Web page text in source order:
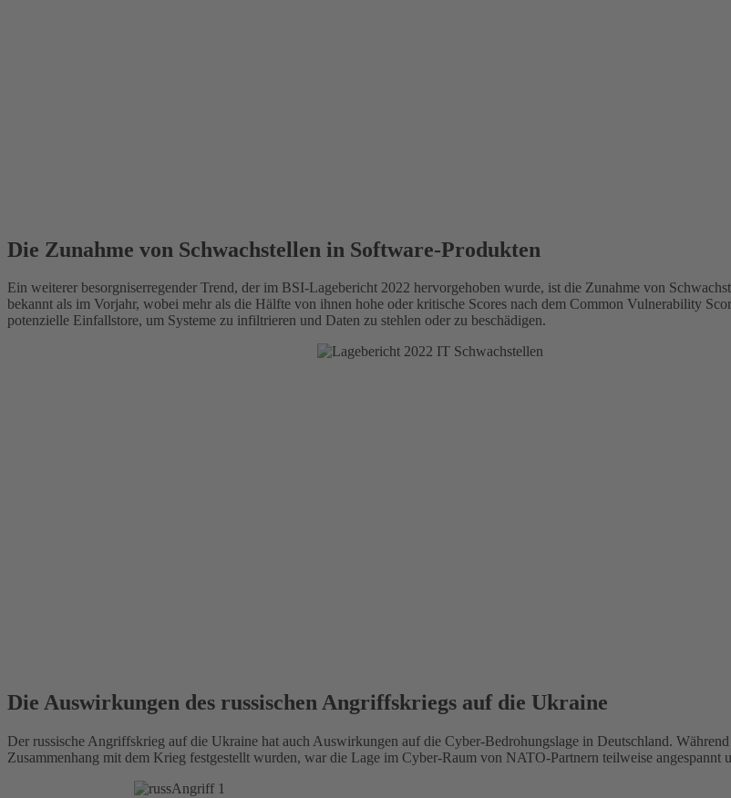
Die Zunahme von Schwachstellen in Software-Produkten
Ein weiterer besorgniserregender Trend, der im BSI-Lagebericht 2022 hervorgehoben wurde, ist die Zunahme von
bekannt als im Vorjahr, wobei mehr als die Hälfte von ihnen hohe oder kritische Scores nach dem Common Vulnerability
potenzielle Einfallstore, um Systeme zu infiltrieren und Daten zu stehlen oder zu beschädigen.
Die Auswirkungen des russischen Angriffskriegs auf die Ukraine
Der russische Angriffskrieg auf die Ukraine hat auch Auswirkungen auf die Cyber-Bedrohungslage in Deutschland.
Zusammenhang mit dem Krieg festgestellt wurden, war die Lage im Cyber-Raum von NATO-Partnern teilweise angespannt